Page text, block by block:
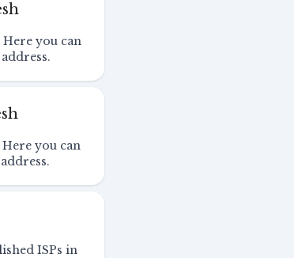
you can
you can
ISPs in